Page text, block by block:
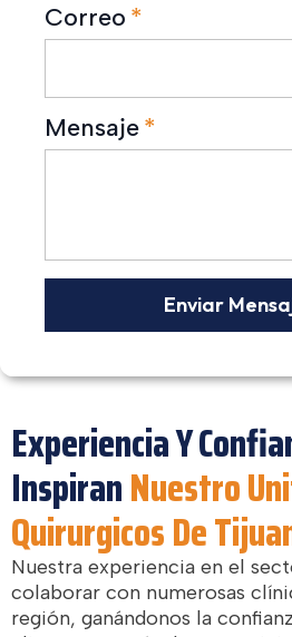
Correo *
Mensaje*
Enviar
Experiencia Y
InspiranNuestro
Quirurgicos De
Nuestra experiencia en el
colaborar con numerosas
región, ganándonos la